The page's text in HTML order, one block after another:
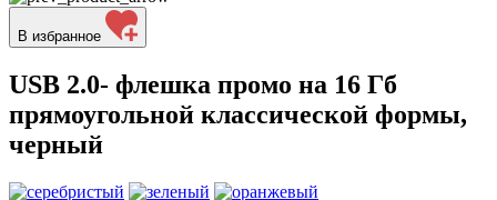
В избранное
USB 2.0- флешка промо на 16 Гб
прямоугольной классической формы,
черный